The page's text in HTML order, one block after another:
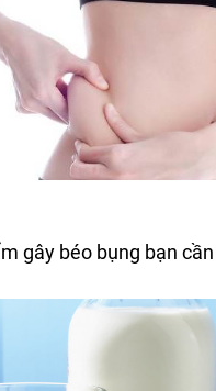
gây béo bụng bạn